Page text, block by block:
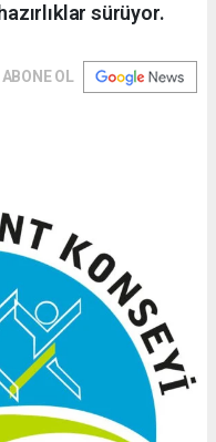
sürüyor.
ABONE OL